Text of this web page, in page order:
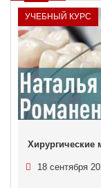
УЧЕБНЫЙ КУРС
Хирургические
18 сентября